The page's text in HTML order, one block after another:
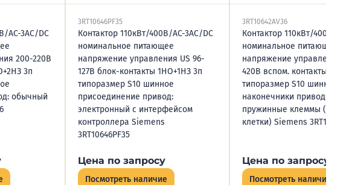
AC-3AC/DC
200-220В
3п
обычный
3RT10646PF35
Контактор 110кВт/400В/AC-3AC/DC
номинальное питающее
напряжение управления US 96-
127В блок-контакты 1НО+1НЗ 3п
типоразмер S10 шинное
присоединение привод:
электронный с интерфейсом
контроллера Siemens
3RT10646PF35
Цена по запросу
Посмотреть наличие
3RT10642AV36
Контактор 110кВт/400В/AC-
номинальное питающее
напряжение управления
420В вспом. контакты
типоразмер S10 шинные
наконечники привод:
пружинные клеммы (зажим
клетки) Siemens
Цена по запросу
Посмотреть наличие